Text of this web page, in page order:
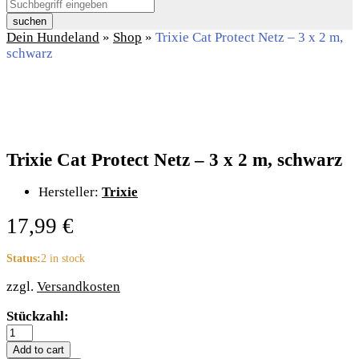
suchen
Dein Hundeland » Shop » Trixie Cat Protect Netz – 3 x 2 m,
schwarz
Trixie Cat Protect Netz – 3 x 2 m, schwarz
Hersteller: Trixie
17,99 €
Status:2 in stock
zzgl. Versandkosten
Trixie
Cat
Protect
Stückzahl:
Add to cart